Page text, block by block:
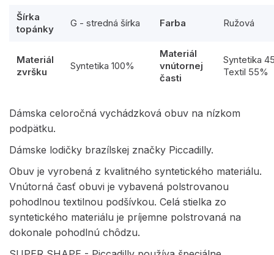
Šírka
topánky
G - stredná šírka Farba Ružová
Materiál
zvršku
Syntetika 100%
Materiál
vnútornej
časti
Syntetika
Textil 55%
Dámska celoročná vychádzková obuv na nízkom
podpätku.
Dámske lodičky brazílskej značky Piccadilly.
Obuv je vyrobená z kvalitného syntetického materiálu.
Vnútorná časť obuvi je vybavená polstrovanou
pohodlnou textilnou podšívkou. Celá stielka zo
syntetického materiálu je príjemne polstrovaná na
dokonale pohodlnú chôdzu.